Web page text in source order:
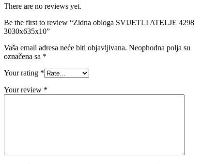
There are no reviews yet.
Be the first to review “Zidna obloga SVIJETLI ATELJE 4298
3030x635x10”
Vaša email adresa neće biti objavljivana. Neophodna polja su
označena sa *
Your rating *
Your review *